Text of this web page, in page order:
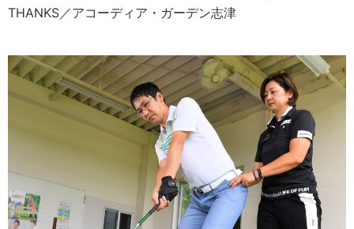
THANKS／アコーディア・ガーデン志津